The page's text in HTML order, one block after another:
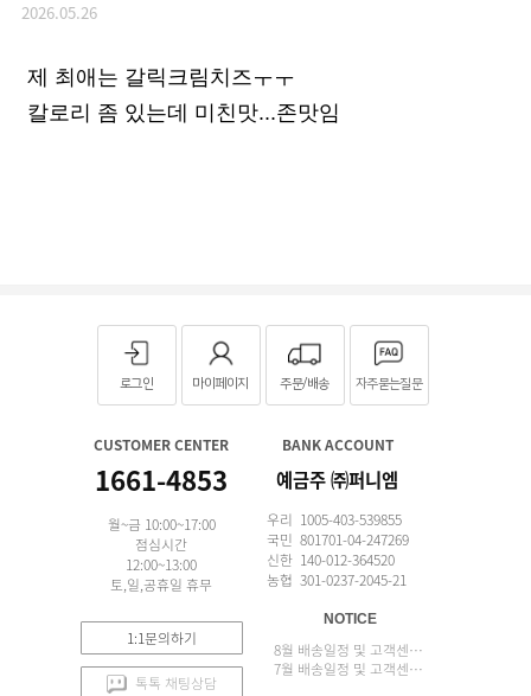
2026.05.26
제 최애는 갈릭크림치즈ㅜㅜ
칼로리 좀 있는데 미친맛...존맛임
로그인 마이페이지 주문/배송 자주묻는질문
CUSTOMER CENTER
1661-4853
월~금 10:00~17:00
점심시간
12:00~13:00
토,일,공휴일 휴무
1:1문의하기
톡톡 채팅상담
BANK ACCOUNT
예금주 ㈜퍼니엠
우리 1005-403-539855
국민 801701-04-247269
신한 140-012-364520
농협 301-0237-2045-21
NOTICE
8월 배송일정 및 고객센터 업무 안내
7월 배송일정 및 고객센터 업무 안내